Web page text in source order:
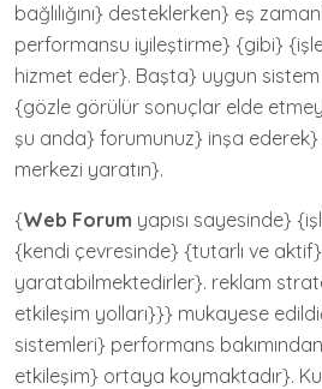
bağlılığını} desteklerken} eş
performansu iyileştirme} {gibi}
hizmet eder}. Başta} uygun sistem
{gözle görülür sonuçlar elde
şu anda} forumunuz} inşa ederek}
merkezi yaratın}.
{Web Forum yapısı sayesinde}
{kendi çevresinde} {tutarlı ve
yaratabilmektedirler}. reklam
etkileşim yolları}}} mukayese
sistemleri} performans
etkileşim} ortaya koymaktadır}.